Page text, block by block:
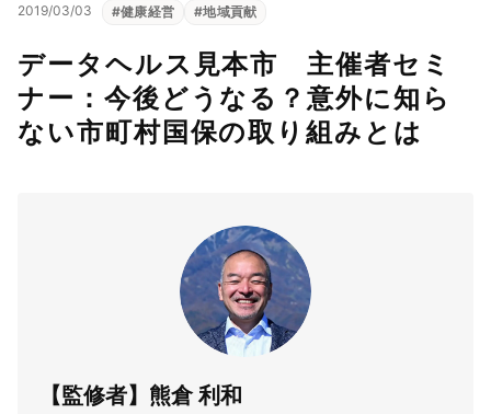
2019/03/03 #健康経営 #地域貢献
データヘルス見本市 主催者セミ
ナー：今後どうなる？意外に知ら
ない市町村国保の取り組みとは
【監修者】熊倉 利和